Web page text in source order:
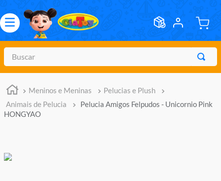
Buscar
Meninos e Meninas
Pelucias e Plush
Animais de Pelucia
Pelucia Amigos Felpudos - Unicornio Pink
HONGYAO
TERMOS MAIS BUSCADOS
1
meninos
2º
marvel legends